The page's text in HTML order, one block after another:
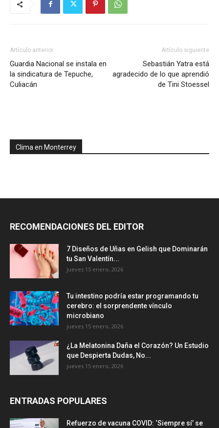
Artículo anterior
Guardia Nacional se instala en
la sindicatura de Tepuche,
Culiacán
Artículo siguiente
Sebastián Yatra está
agradecido de lo que aprendió
de Tini Stoessel
Clima en Monterrey
RECOMENDACIONES DEL EDITOR
7 Diseños de Uñas en Gelish que Dominarán
tu San Valentín...
jueves 15 enero, 2026
Tu intestino podría estar programando tu
cerebro: el sorprendente vínculo
microbiano
jueves 15 enero, 2026
¿La Melatonina Daña el Corazón? Un Estudio
que Despierta Dudas, No...
jueves 15 enero, 2026
ENTRADAS POPULARES
Refuerzo de vacuna COVID: ‘Siempre sí’ se